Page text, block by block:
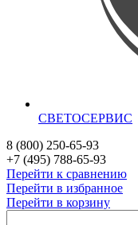
СВЕТОСЕРВИС
8 (800) 250-65-93
+7 (495) 788-65-93
Перейти к сравнению
Перейти в избранное
Перейти в корзину